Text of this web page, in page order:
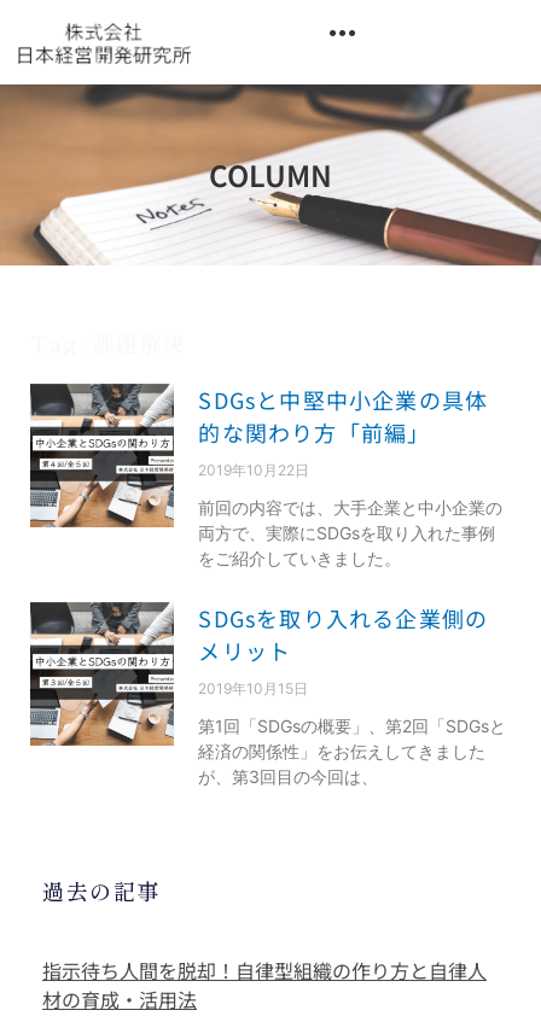
COLUMN
SDGsと中堅中小企業の具体
的な関わり方「前編」
2019年10月22日
前回の内容では、大手企業と中小企業の
両方で、実際にSDGsを取り入れた事例
をご紹介していきました。
SDGsを取り入れる企業側の
メリット
2019年10月15日
第1回「SDGsの概要」、第2回「SDGsと
経済の関係性」をお伝えしてきました
が、第3回目の今回は、
過去の記事
指示待ち人間を脱却！自律型組織の作り方と自律人
材の育成・活用法